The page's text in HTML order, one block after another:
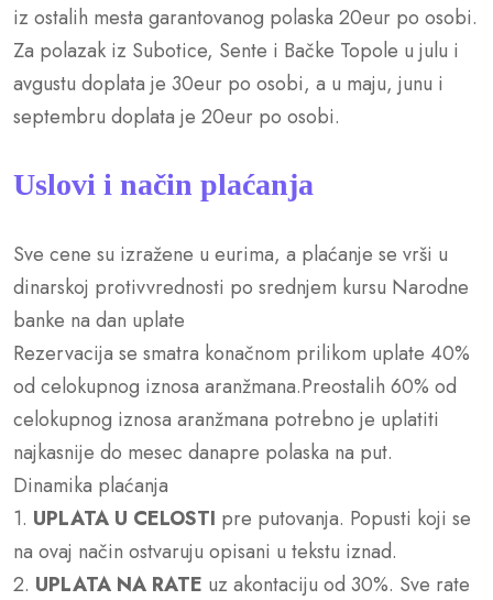
iz ostalih mesta garantovanog polaska 20eur po osobi.
Za polazak iz Subotice, Sente i Bačke Topole u julu i
avgustu doplata je 30eur po osobi, a u maju, junu i
septembru doplata je 20eur po osobi.
Uslovi i način plaćanja
Sve cene su izražene u eurima, a plaćanje se vrši u
dinarskoj protivvrednosti po srednjem kursu Narodne
banke na dan uplate
Rezervacija se smatra konačnom prilikom uplate 40%
od celokupnog iznosa aranžmana.Preostalih 60% od
celokupnog iznosa aranžmana potrebno je uplatiti
najkasnije do mesec danapre polaska na put.
Dinamika plaćanja
1. UPLATA U CELOSTI pre putovanja. Popusti koji se
na ovaj način ostvaruju opisani u tekstu iznad.
2. UPLATA NA RATE uz akontaciju od 30%. Sve rate